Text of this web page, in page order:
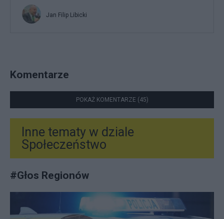
Jan Filip Libicki
Komentarze
POKAŻ KOMENTARZE (45)
Inne tematy w dziale
Społeczeństwo
#Głos Regionów